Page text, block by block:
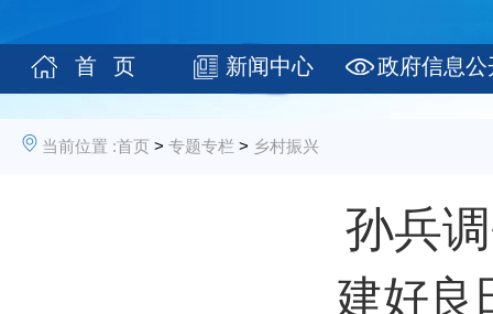
首 页 新闻中心 政府信息公
当前位置 :首页 > 专题专栏 > 乡村振兴
孙兵
建好